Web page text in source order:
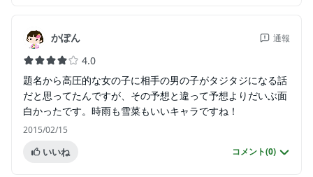
かぽん 通報
4.0
題名から高圧的な女の子に相手の男の子がタジタジになる話
だと思ってたんですが、その予想と違って予想よりだいぶ面
白かったです。時雨も雪菜もいいキャラですね！
2015/02/15
いいね コメント(0)